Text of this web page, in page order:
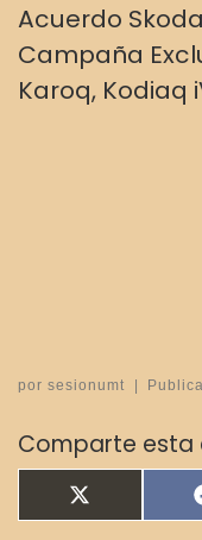
Acuerdo
Campaña
Karoq, Kodiaq
por sesionumt
Comparte esta
Compartir
X
(